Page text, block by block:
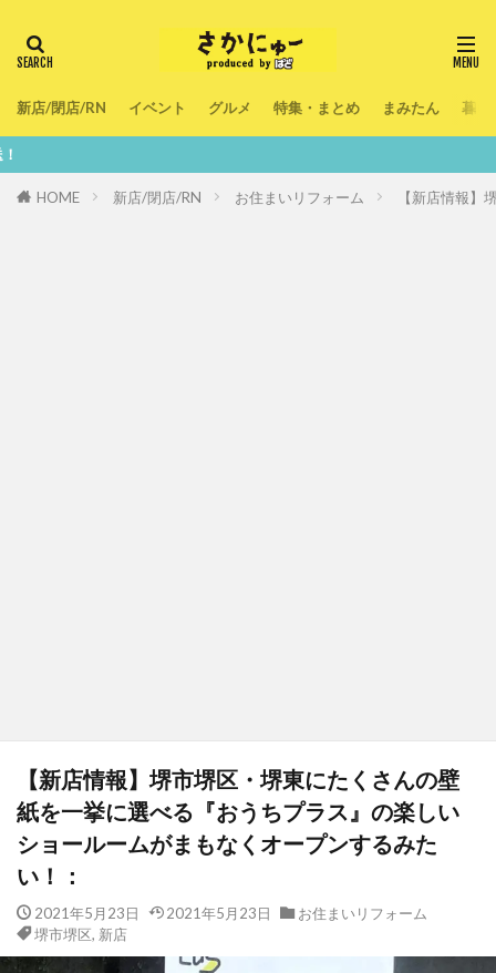
新店/閉店/RN イベント グルメ 特集・まとめ まみたん 暮ら
HOME 新店/閉店/RN お住まいリフォーム 【新店情報
【新店情報】堺市堺区・堺東にたくさんの壁
紙を一挙に選べる『おうちプラス』の楽しい
ショールームがまもなくオープンするみた
い！：
2021年5月23日 2021年5月23日
お住まいリフォーム
堺市堺区, 新店